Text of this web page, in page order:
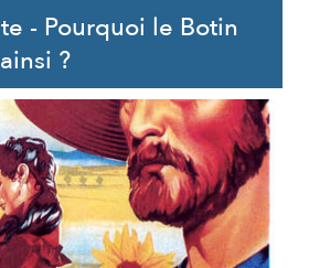
- Pourquoi le Botin
?